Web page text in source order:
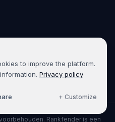
Rankfender is een
to improve the platform.
Privacy policy
+ Customize